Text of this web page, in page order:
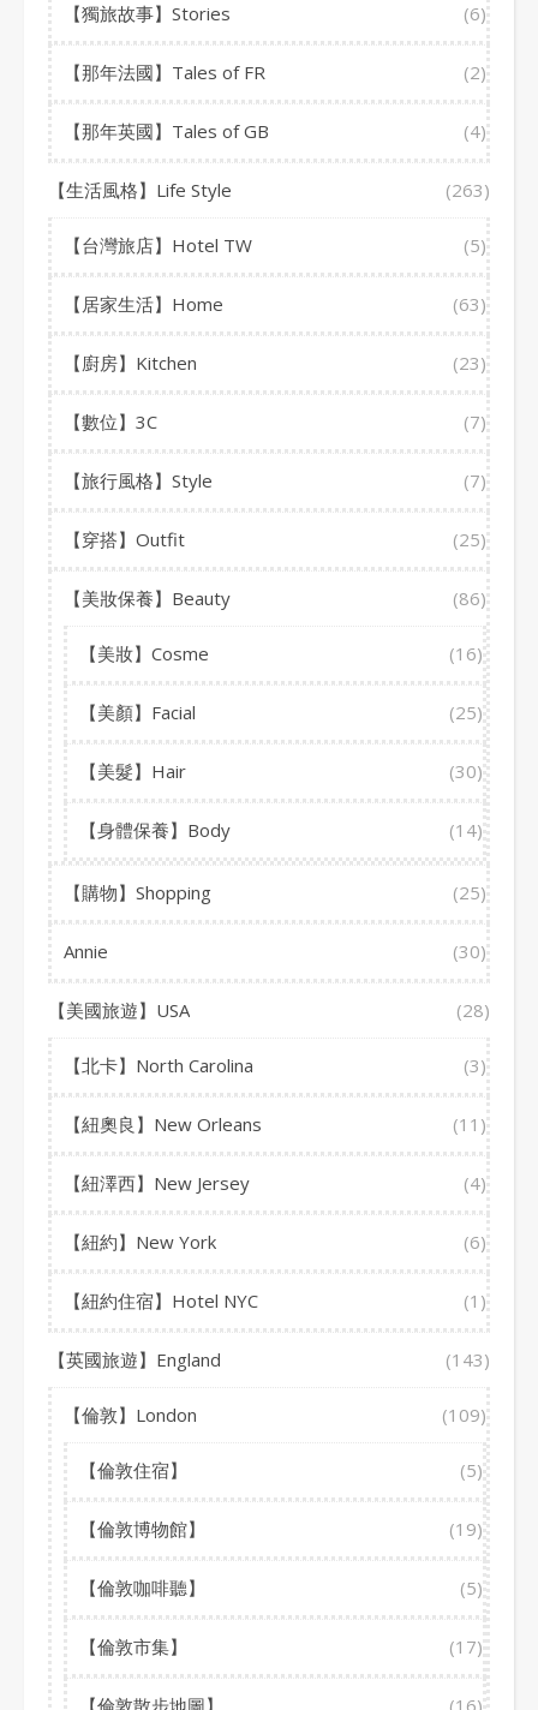
【獨旅故事】Stories (6)
【那年法國】Tales of FR (2)
【那年英國】Tales of GB (4)
【生活風格】Life Style (263)
【台灣旅店】Hotel TW (5)
【居家生活】Home (63)
【廚房】Kitchen (23)
【數位】3C (7)
【旅行風格】Style (7)
【穿搭】Outfit (25)
【美妝保養】Beauty (86)
【美妝】Cosme (16)
【美顏】Facial (25)
【美髮】Hair (30)
【身體保養】Body (14)
【購物】Shopping (25)
Annie (30)
【美國旅遊】USA (28)
【北卡】North Carolina (3)
【紐奧良】New Orleans (11)
【紐澤西】New Jersey (4)
【紐約】New York (6)
【紐約住宿】Hotel NYC (1)
【英國旅遊】England (143)
【倫敦】London (109)
【倫敦住宿】 (5)
【倫敦博物館】 (19)
【倫敦咖啡聽】 (5)
【倫敦市集】 (17)